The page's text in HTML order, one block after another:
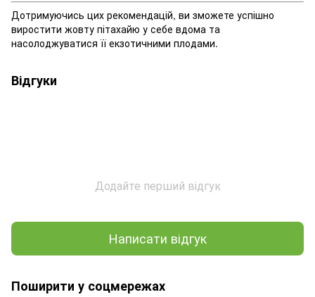
Дотримуючись цих рекомендацій, ви зможете успішно
виростити жовту пітахайю у себе вдома та
насолоджуватися її екзотичними плодами.
Відгуки
Додайте перший відгук
Написати відгук
Поширити у соцмережах